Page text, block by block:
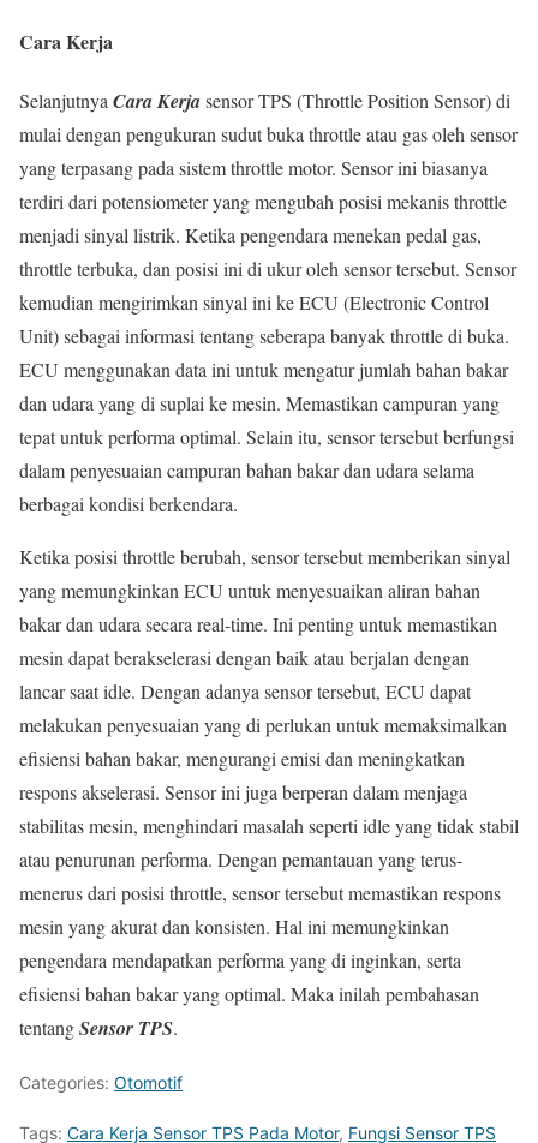
Cara Kerja
Selanjutnya Cara Kerjasensor TPS (Throttle Position Sensor) di
mulai dengan pengukuran sudut buka throttle atau gas oleh sensor
yang terpasang pada sistem throttle motor. Sensor ini biasanya
terdiri dari potensiometer yang mengubah posisi mekanis throttle
menjadi sinyal listrik. Ketika pengendara menekan pedal gas,
throttle terbuka, dan posisi ini di ukur oleh sensor tersebut. Sensor
kemudian mengirimkan sinyal ini ke ECU (Electronic Control
Unit) sebagai informasi tentang seberapa banyak throttle di buka.
ECU menggunakan data ini untuk mengatur jumlah bahan bakar
dan udara yang di suplai ke mesin. Memastikan campuran yang
tepat untuk performa optimal. Selain itu, sensor tersebut berfungsi
dalam penyesuaian campuran bahan bakar dan udara selama
berbagai kondisi berkendara.
Ketika posisi throttle berubah, sensor tersebut memberikan sinyal
yang memungkinkan ECU untuk menyesuaikan aliran bahan
bakar dan udara secara real-time. Ini penting untuk memastikan
mesin dapat berakselerasi dengan baik atau berjalan dengan
lancar saat idle. Dengan adanya sensor tersebut, ECU dapat
melakukan penyesuaian yang di perlukan untuk memaksimalkan
efisiensi bahan bakar, mengurangi emisi dan meningkatkan
respons akselerasi. Sensor ini juga berperan dalam menjaga
stabilitas mesin, menghindari masalah seperti idle yang tidak stabil
atau penurunan performa. Dengan pemantauan yang terus-
menerus dari posisi throttle, sensor tersebut memastikan respons
mesin yang akurat dan konsisten. Hal ini memungkinkan
pengendara mendapatkan performa yang di inginkan, serta
efisiensi bahan bakar yang optimal. Maka inilah pembahasan
tentangSensor TPS.
Categories: Otomotif
Tags: Cara Kerja Sensor TPS Pada Motor, Fungsi Sensor TPS